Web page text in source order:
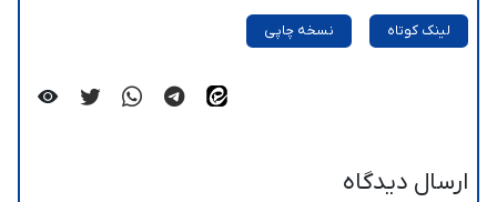
لینک کوتاه نسخه چاپی
ارسال دیدگاه